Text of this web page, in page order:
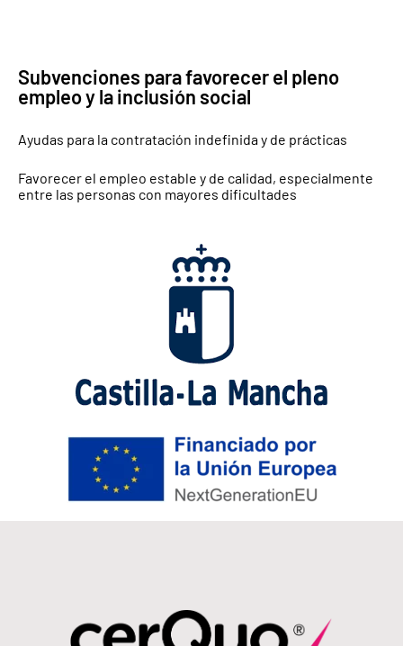
Subvenciones para favorecer el pleno
empleo y la inclusión social
Ayudas para la contratación indefinida y de prácticas
Favorecer el empleo estable y de calidad, especialmente
entre las personas con mayores dificultades